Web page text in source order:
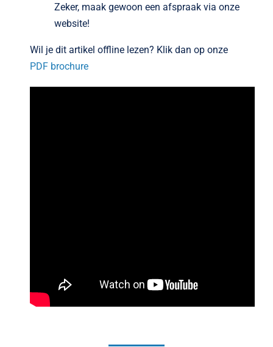
Zeker, maak gewoon een afspraak via onze
website!
Wil je dit artikel offline lezen? Klik dan op onze
PDF brochure